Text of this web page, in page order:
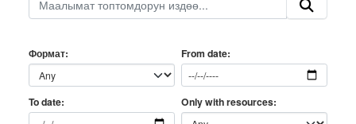
Формат From date
To date Only with resources